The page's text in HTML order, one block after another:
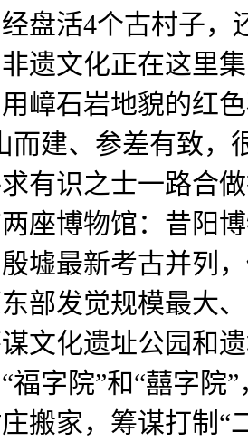
盘活4个古村子
遗文化正在这里
嶂石岩地貌的红
而建、参差有致
有识之士一路合
座博物馆：昔阳
墟最新考古并列
部发觉规模最大
文化遗址公园和
福字院”和“囍字院
搬家，筹谋打制